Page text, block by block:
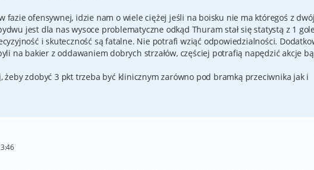
fazie ofensywnej, idzie nam o wiele ciężej jeśli na boisku nie ma któregoś z
jest dla nas wysoce problematyczne odkąd Thuram stał się statystą z 1
i skuteczność są fatalne. Nie potrafi wziąć odpowiedzialności.
na bakier z oddawaniem dobrych strzałów, częściej potrafią napędzić akcje
żeby zdobyć 3 pkt trzeba być klinicznym zarówno pod bramką przeciwnika jak i